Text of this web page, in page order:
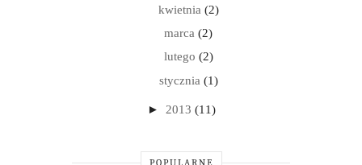
kwietnia (2)
marca (2)
lutego (2)
stycznia (1)
► 2013 (11)
POPULARNE